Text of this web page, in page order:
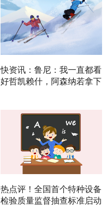
快资讯：鲁尼：我一直都看
好哲凯赖什，阿森纳若拿下
热点评！全国首个特种设备
检验质量监督抽查标准启动